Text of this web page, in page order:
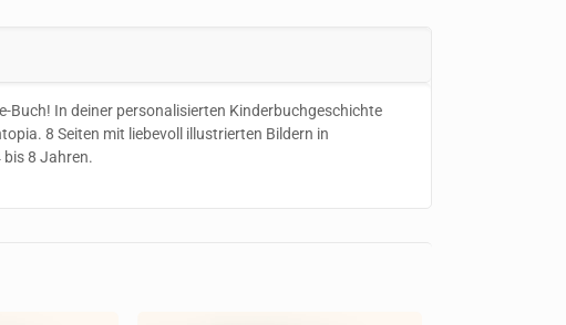
Buch! In deiner personalisierten Kinderbuchgeschichte
8 Seiten mit liebevoll illustrierten Bildern in
8 Jahren.